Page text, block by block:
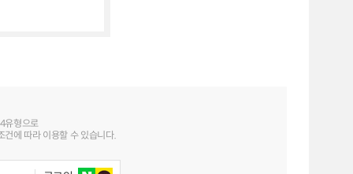
유형으로
에 따라 이용할 수 있습니다.